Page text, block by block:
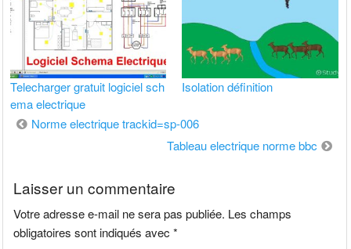
Telecharger gratuit logiciel sch
ema electrique
Isolation définition
Navigation
Norme electrique trackid=sp-006
Tableau electrique norme bbc
Laisser un commentaire
Votre adresse e-mail ne sera pas publiée. Les champs
obligatoires sont indiqués avec*